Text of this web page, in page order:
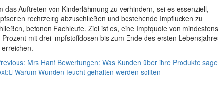
das Auftreten von Kinderlähmung zu verhindern, sei es essenziell,
rechtzeitig abzuschließen und bestehende Impflücken zu
betonen Fachleute. Ziel ist es, eine Impfquote von mindestens
Prozent mit drei Impfstoffdosen bis zum Ende des ersten
erreichen.
Mrs Hanf Bewertungen: Was Kunden über ihre Produkte
Warum Wunden feucht gehalten werden sollten